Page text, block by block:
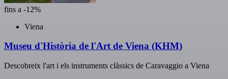
fins a -12%
Viena
Museu d'Història de l'Art de Viena (KHM)
Descobreix l'art i els instruments clàssics de Caravaggio a Viena